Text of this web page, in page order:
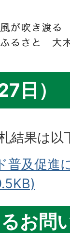
日）
結果は以
普及促進
お問